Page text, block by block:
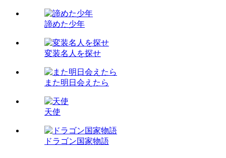
諦めた少年
変装名人を探せ
また明日会えたら
天使
ドラゴン国家物語